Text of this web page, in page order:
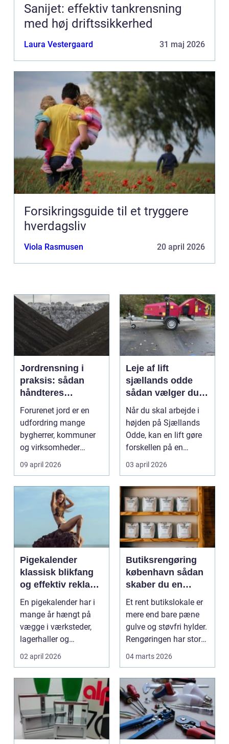
Sanijet: effektiv tankrensning
med høj driftssikkerhed
Laura Vestergaard 31 maj 2026
Forsikringsguide til et tryggere
hverdagsliv
Viola Rasmusen 20 april 2026
Jordrensning i
praksis: sådan
håndteres
forurenet jord
ansvarligt
Forurenet jord er en
udfordring mange
bygherrer, kommuner
og virksomheder
møder, når gamle
industrig...
09 april 2026
Leje af lift
sjællands odde
sådan vælger du
den rigtige løsning
Når du skal arbejde i
højden på Sjællands
Odde, kan en lift gøre
forskellen på en
besværlig og en ov...
03 april 2026
Pigekalender
klassisk blikfang
og effektiv reklame
året rundt
En pigekalender har i
mange år hængt på
vægge i værksteder,
lagerhaller og
frokoststuer over hele
02 april 2026
Butiksrengøring
københavn sådan
skaber du en
butik, kunderne
har lyst til at
komme tilbage til
Et rent butikslokale er
mere end bare pæne
gulve og støvfri hylder.
Rengøringen har stor
betydning f...
04 marts 2026